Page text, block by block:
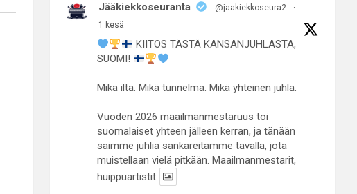
Jääkiekkoseuranta @jaakiekkoseura2
·
1 kesä
KIITOS TÄSTÄ KANSANJUHLASTA,
SUOMI!
Mikä ilta. Mikä tunnelma. Mikä yhteinen juhla.
Vuoden 2026 maailmanmestaruus toi
suomalaiset yhteen jälleen kerran, ja tänään
saimme juhlia sankareitamme tavalla, jota
muistellaan vielä pitkään. Maailmanmestarit,
huippuartistit